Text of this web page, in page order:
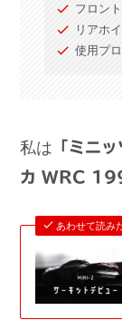
フロン
リアホ
使用プ
私は 「ミニ
カ WRC
あわせて読み